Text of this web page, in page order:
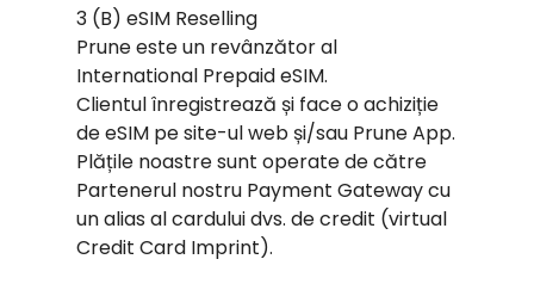
3 (B) eSIM Reselling
Prune este un revânzător al
International Prepaid eSIM.
Clientul înregistrează și face o achiziție
de eSIM pe site-ul web și/sau Prune App.
Plățile noastre sunt operate de către
Partenerul nostru Payment Gateway cu
un alias al cardului dvs. de credit (virtual
Credit Card Imprint).